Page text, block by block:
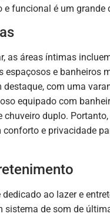
e funcional é um grande
as áreas íntimas
espaçosos e banheiros
destaque, com uma
equipado com
chuveiro duplo.
e privacidade
dedicado ao lazer e
sistema de som de